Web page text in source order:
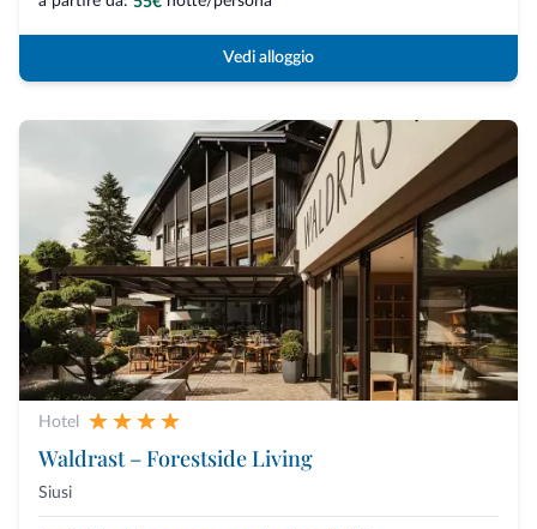
Vedi alloggio
Hotel
Waldrast – Forestside Living
Siusi